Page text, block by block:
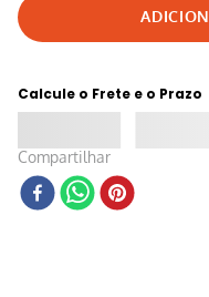
Calcule o Frete e o Prazo
Compartilhar